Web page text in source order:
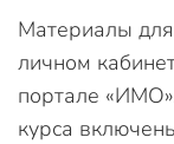
Материалы
личном
портале
курса